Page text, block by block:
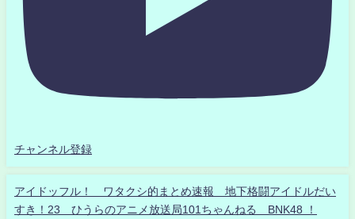
チャンネル登録
アイドッフル！ ワタクシ的まとめ速報 地下格闘アイドルだい
すき！23 ひうらのアニメ放送局101ちゃんねる BNK48 ！